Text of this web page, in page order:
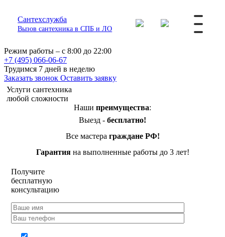
Сантехслужба
Вызов сантехника в СПБ и ЛО
Режим работы – с 8:00 до 22:00
+7 (495) 066-06-67
Трудимся 7 дней в неделю
Заказать звонок Оставить заявку
Услуги сантехника
любой сложности
Наши преимущества:
Выезд - бесплатно!
Все мастера граждане РФ!
Гарантияна выполненные работы до 3 лет!
Получите
бесплатную
консультацию